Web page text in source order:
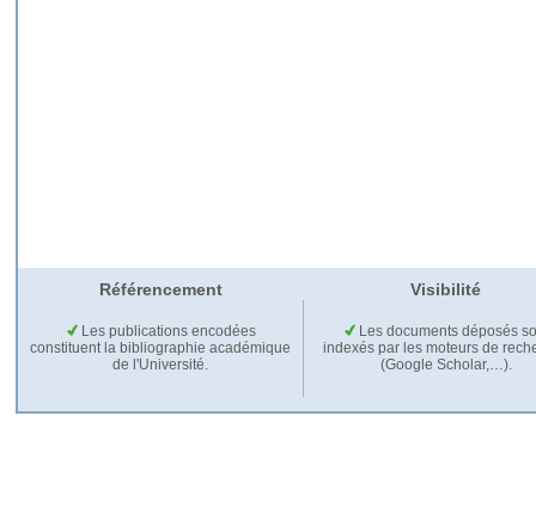
Référencement Visibilité
Les publications encodées
constituent la bibliographie académique
de l'Université.
Les documents déposés
indexés par les moteurs de
(Google Scholar,…).